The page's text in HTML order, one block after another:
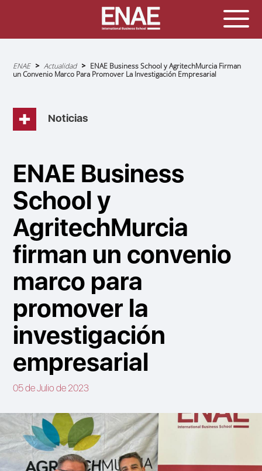
Sobrescribir
enlaces
de
navegación
ENAE Actualidad
ENAE Business School y AgritechMurcia Firman
un Convenio Marco Para Promover La Investigación Empresarial
Noticias
ENAE Business
School y
AgritechMurcia
firman un convenio
marco para
promover la
investigación
empresarial
05 de Julio de 2023